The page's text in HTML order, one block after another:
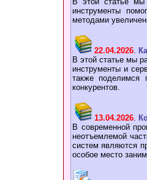
инструменты
методами
22.04.2026.
В этой статье мы
инструменты и
также поделимся
конкурентов.
13.04.2026.
В современной
неотъемлемой
систем являются
особое место